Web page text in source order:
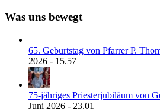
Was uns bewegt
65. Geburtstag von Pfarrer P.
2026 - 15.57
75-jähriges Priesterjubiläum von
Juni 2026 - 23.01